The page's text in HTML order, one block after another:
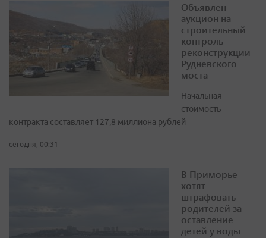
Объявлен
аукцион на
строительный
контроль
реконструкции
Рудневского
моста
Начальная
стоимость
контракта составляет 127,8 миллиона рублей
сегодня, 00:31
В Приморье
хотят
штрафовать
родителей за
оставление
детей у воды